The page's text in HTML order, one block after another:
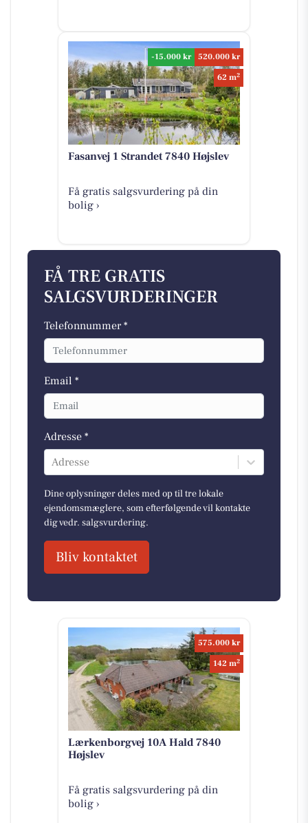
-15.000 kr
520.000 kr
62 m2
Fasanvej 1 Strandet 7840 Højslev
Få gratis salgsvurdering på din
bolig ›
FÅ TRE GRATIS
SALGSVURDERINGER
Telefonnummer *
Email *
Adresse *
Adresse
Dine oplysninger deles med op til tre lokale
ejendomsmæglere, som efterfølgende vil kontakte
dig vedr. salgsvurdering.
Bliv kontaktet
575.000 kr
142 m2
Lærkenborgvej 10A Hald 7840
Højslev
Få gratis salgsvurdering på din
bolig ›